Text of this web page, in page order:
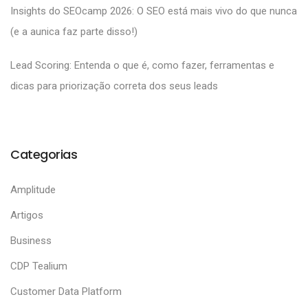
Insights do SEOcamp 2026: O SEO está mais vivo do que nunca
(e a aunica faz parte disso!)
Lead Scoring: Entenda o que é, como fazer, ferramentas e
dicas para priorização correta dos seus leads
Categorias
Amplitude
Artigos
Business
CDP Tealium
Customer Data Platform